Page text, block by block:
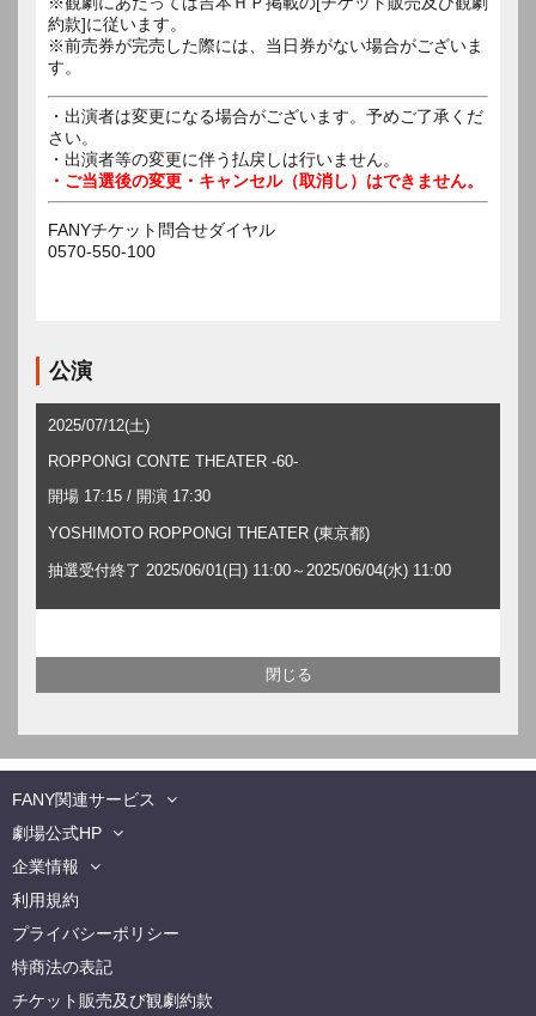
約款]に従います。
※前売券が完売した際には、当日券がない場合がございま
す。
・出演者は変更になる場合がございます。予めご了承くだ
さい。
・出演者等の変更に伴う払戻しは行いません。
・ご当選後の変更・キャンセル（取消し）はできません。
FANYチケット問合せダイヤル
0570-550-100
公演
2025/07/12(土)
ROPPONGI CONTE THEATER -60-
開場 17:15 / 開演 17:30
YOSHIMOTO ROPPONGI THEATER (東京都)
抽選受付終了 2025/06/01(日) 11:00～2025/06/04(水) 11:00
FANY関連サービス
劇場公式HP
企業情報
利用規約
プライバシーポリシー
特商法の表記
チケット販売及び観劇約款